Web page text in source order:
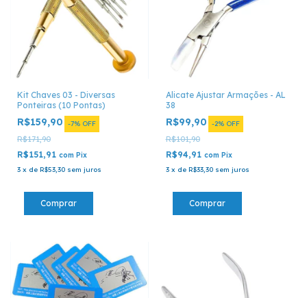
Kit Chaves 03 - Diversas
Ponteiras (10 Pontas)
R$159,90 -7% OFF
R$171,90
R$151,91 com Pix
3 x de R$53,30 sem juros
Alicate Ajustar Armações - AL
38
R$99,90 -2% OFF
R$101,90
R$94,91 com Pix
3 x de R$33,30 sem juros